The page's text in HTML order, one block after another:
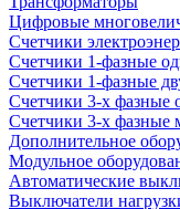
Цифровые
Счетчики
Счетчики 1-фазные
Счетчики 1-фазные
Счетчики 3-х фазные
Счетчики 3-х фазные
Дополнительное
Модульное
Автоматические
Выключатели